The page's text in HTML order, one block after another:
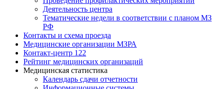
Деятельность центра
Тематические недели в соответствии с планом МЗ
РФ
Контакты и схема проезда
Медицинские организации МЗРА
Контакт-центр 122
Рейтинг медицинских организаций
Медицинская статистика
Календарь сдачи отчетности